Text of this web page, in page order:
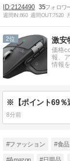
2124490 35
週間IN:860 週間OUT:7520
2 激安
価格
報、
情報
8分前
#ファッション #食品